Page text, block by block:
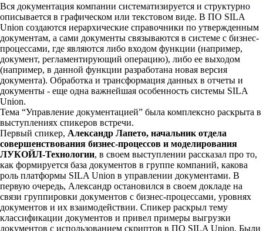
Вся документация компании систематизируется и структурно
описывается в графическом или текстовом виде. В ПО SILA
Union создаются иерархические справочники по утвержденным
документам, а сами документы связываются в системе с бизнес-
процессами, где являются либо входом функции (например,
документ, регламентирующий операцию), либо ее выходом
(например, в данной функции разработана новая версия
документа). Обработка и трансформация данных в отчеты и
документы - еще одна важнейшая особенность системы SILA
Union.
Тема “Управление документацией” была комплексно раскрыта в
выступлениях спикеров встречи.
Первый спикер, Александр Лапето, начальник отдела
совершенствования бизнес-процессов и моделирования
ЛУКОЙЛ-Технологии, в своем выступлении рассказал про то,
как формируется база документов в группе компаний, какова
роль платформы SILA Union в управлении документами. В
первую очередь, Александр остановился в своем докладе на
связи группировки документов с бизнес-процессами, уровнях
документов и их взаимодействии. Спикер раскрыл тему
классификации документов и привел примеры выгрузки
документов с использованием скриптов в ПО SILA Union. Были